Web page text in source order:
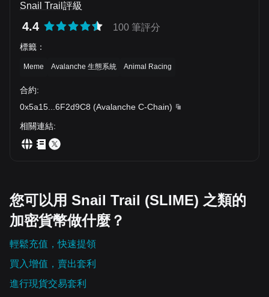
Snail Trail評級
4.4 100 筆評分
標籤 ：
Meme Avalanche 生態系統 Animal Racing
合約:
0x5a15
6F2d9C8 (Avalanche C-Chain)
相關連結:
您可以用 Snail Trail (SLIME) 之類的
加密貨幣做什麼？
輕鬆充值，快速提領
買入增值，賣出套利
進行現貨交易套利